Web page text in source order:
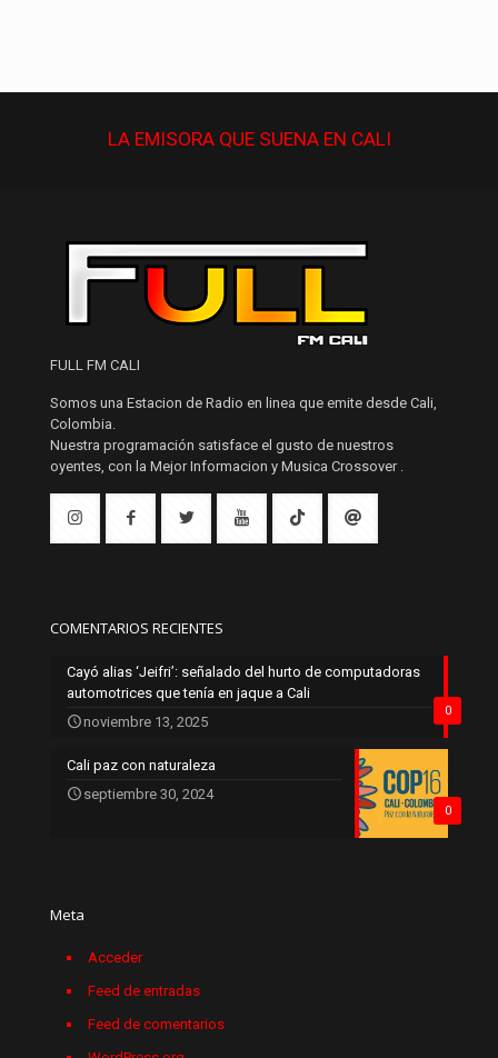
LA EMISORA QUESUENAEN CALI
FULL FM CALI
Somos una Estacion de Radio en linea que emite desde Cali,
Colombia.
Nuestra programación satisface el gusto de nuestros
oyentes, con la Mejor Informacion y Musica Crossover .
COMENTARIOS RECIENTES
0
Cayó alias ‘Jeifri’: señalado del hurto de computadoras
automotrices que tenía en jaque a Cali
noviembre 13, 2025
0
Cali paz con naturaleza
septiembre 30, 2024
Meta
Acceder
Feed de entradas
Feed de comentarios